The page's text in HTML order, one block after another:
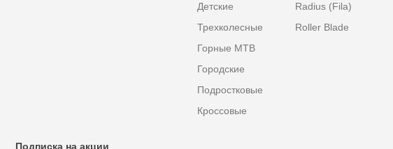
Детские
Трехколесные
Горные MTB
Городские
Подростковые
Кроссовые
Radius (Fila)
Roller Blade
Подписка на акции